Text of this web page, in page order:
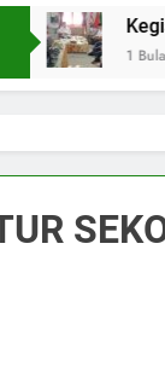
Kegiatan
1 Bulan Ago